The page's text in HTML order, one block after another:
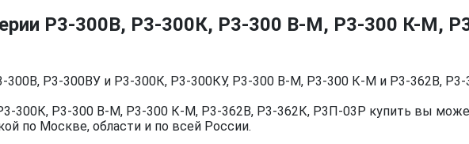
Р3-300В, Р3-300К, Р3-300 В-М, Р3-300 К-М,
300В, Р3-300ВУ и Р3-300К, Р3-300КУ, Р3-300 В-М, Р3-300 К-М и Р3-362В,
300К, Р3-300 В-М, Р3-300 К-М, Р3-362В, Р3-362К, Р3П-03Р купить вы
по Москве, области и по всей России.